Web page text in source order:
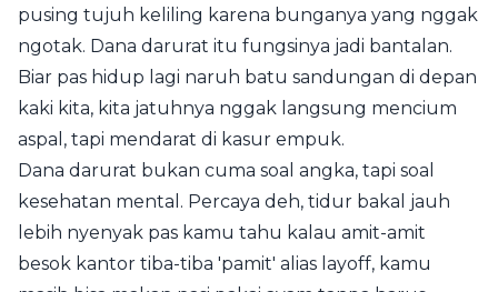
pusing tujuh keliling karena bunganya yang nggak
ngotak. Dana darurat itu fungsinya jadi bantalan.
Biar pas hidup lagi naruh batu sandungan di depan
kaki kita, kita jatuhnya nggak langsung mencium
aspal, tapi mendarat di kasur empuk.
Dana darurat bukan cuma soal angka, tapi soal
kesehatan mental. Percaya deh, tidur bakal jauh
lebih nyenyak pas kamu tahu kalau amit-amit
besok kantor tiba-tiba 'pamit' alias layoff, kamu